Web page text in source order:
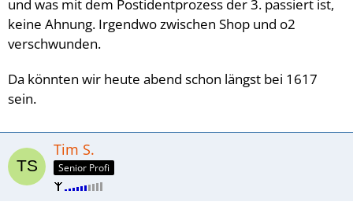
und was mit dem Postidentprozess der 3. passiert ist,
keine Ahnung. Irgendwo zwischen Shop und o2
verschwunden.
Da könnten wir heute abend schon längst bei 1617
sein.
Tim S.
Senior Profi